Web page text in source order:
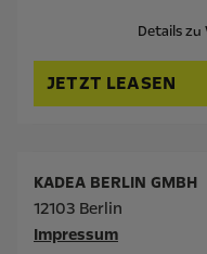
Details zu
JETZT LEASEN
KADEA BERLIN GMBH
12103 Berlin
Impressum